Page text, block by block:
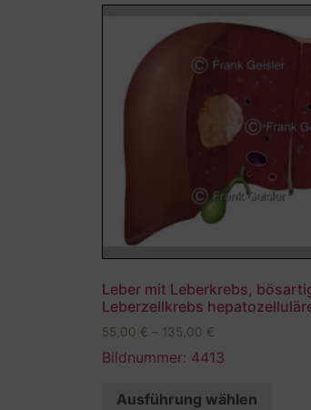
Leber mit Leberkrebs,
Leberzellkrebs
55,00 € – 135,00 €
Bildnummer: 4413
Ausführung wählen